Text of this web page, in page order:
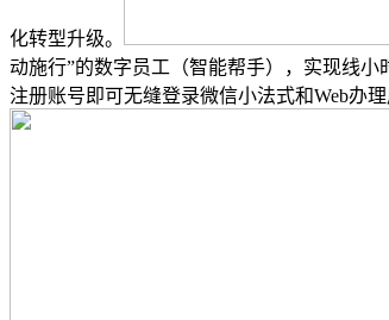
化转型升级。
动施行”的数字员工（智能帮手），实现线
注册账号即可无缝登录微信小法式和Web办